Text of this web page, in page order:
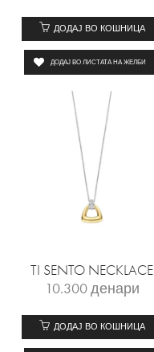
ДОДАЈ ВО КОШНИЦА
ДОДАЈ ВО ЛИСТАТА НА ЖЕЛБИ
TI SENTO NECKLACE
10.300денари
ДОДАЈ ВО КОШНИЦА